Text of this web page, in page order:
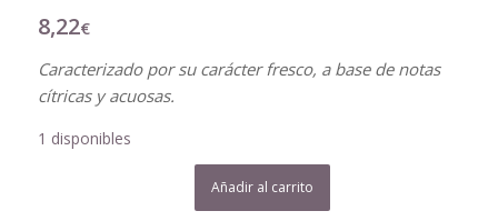
8,22€
Caracterizado por su carácter fresco, a base de notas
cítricas y acuosas.
1 disponibles
Añadir al carrito